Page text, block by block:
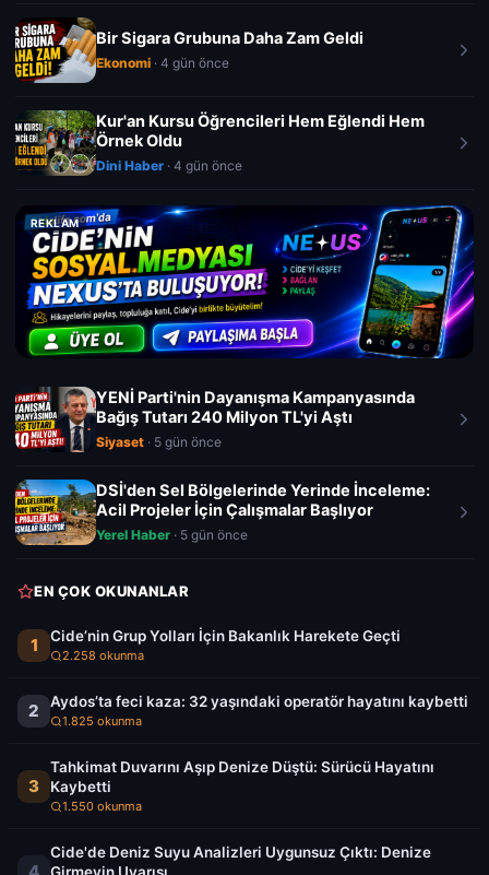
Bir Sigara Grubuna Daha Zam Geldi
Ekonomi · 4 gün önce
Kur'an Kursu Öğrencileri Hem Eğlendi Hem
Örnek Oldu
Dini Haber · 4 gün önce
REKLAM
YENİ Parti'nin Dayanışma Kampanyasında
Bağış Tutarı 240 Milyon TL'yi Aştı
Siyaset · 5 gün önce
DSİ'den Sel Bölgelerinde Yerinde İnceleme:
Acil Projeler İçin Çalışmalar Başlıyor
Yerel Haber · 5 gün önce
EN ÇOK OKUNANLAR
1 Cide’nin Grup Yolları İçin Bakanlık Harekete Geçti
2.258 okunma
2 Aydos’ta feci kaza: 32 yaşındaki operatör hayatını kaybetti
1.825 okunma
3
Tahkimat Duvarını Aşıp Denize Düştü: Sürücü Hayatını
Kaybetti
1.550 okunma
Cide'de Deniz Suyu Analizleri Uygunsuz Çıktı: Denize